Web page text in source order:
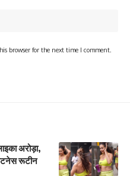
browser for the next time I comment.
अरोड़ा,
रूटीन